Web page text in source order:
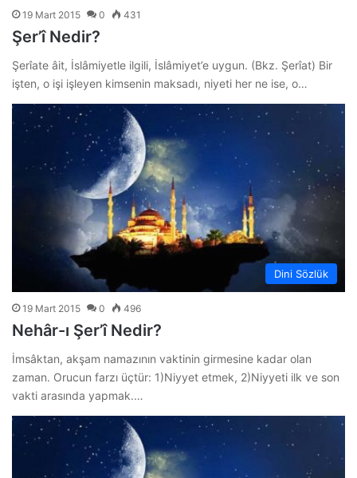
19 Mart 2015 0 431
Şer’î Nedir?
Şerîate âit, İslâmiyetle ilgili, İslâmiyet’e uygun. (Bkz. Şerîat) Bir
işten, o işi işleyen kimsenin maksadı, niyeti her ne ise, o…
Dini Sözlük
19 Mart 2015 0 496
Nehâr-ı Şer’î Nedir?
İmsâktan, akşam namazının vaktinin girmesine kadar olan
zaman. Orucun farzı üçtür: 1)Niyyet etmek, 2)Niyyeti ilk ve son
vakti arasında yapmak.…